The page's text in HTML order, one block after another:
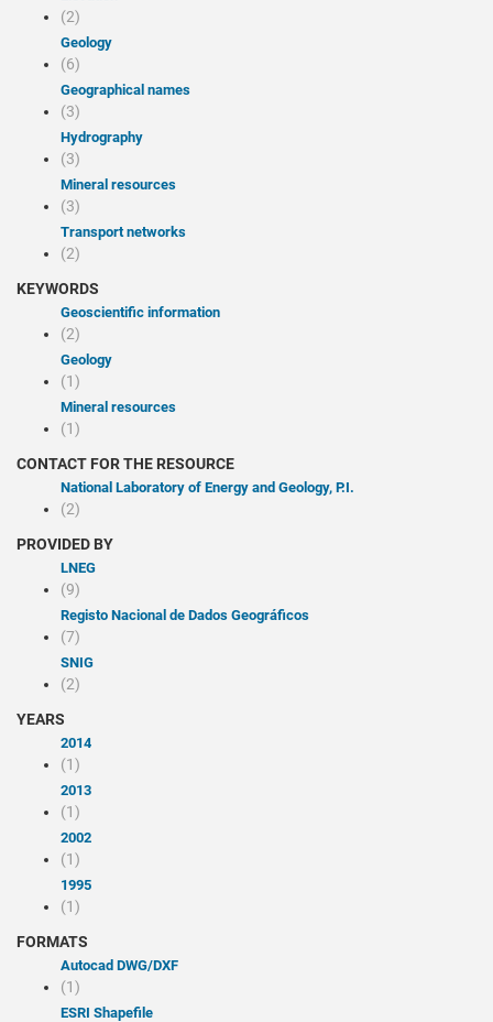
(2)
Geology
(6)
Geographical names
(3)
Hydrography
(3)
Mineral resources
(3)
Transport networks
(2)
KEYWORDS
Geoscientific information
(2)
Geology
(1)
Mineral resources
(1)
CONTACT FOR THE RESOURCE
National Laboratory of Energy and Geology, P.I.
(2)
PROVIDED BY
LNEG
(9)
Registo Nacional de Dados Geográficos
(7)
SNIG
(2)
YEARS
2014
(1)
2013
(1)
2002
(1)
1995
(1)
FORMATS
Autocad DWG/DXF
(1)
ESRI Shapefile